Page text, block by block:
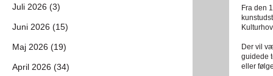
Fra den
Der vil
guidede
eller
Juli 2026 (3)
Juni 2026 (15)
Maj 2026 (19)
April 2026 (34)